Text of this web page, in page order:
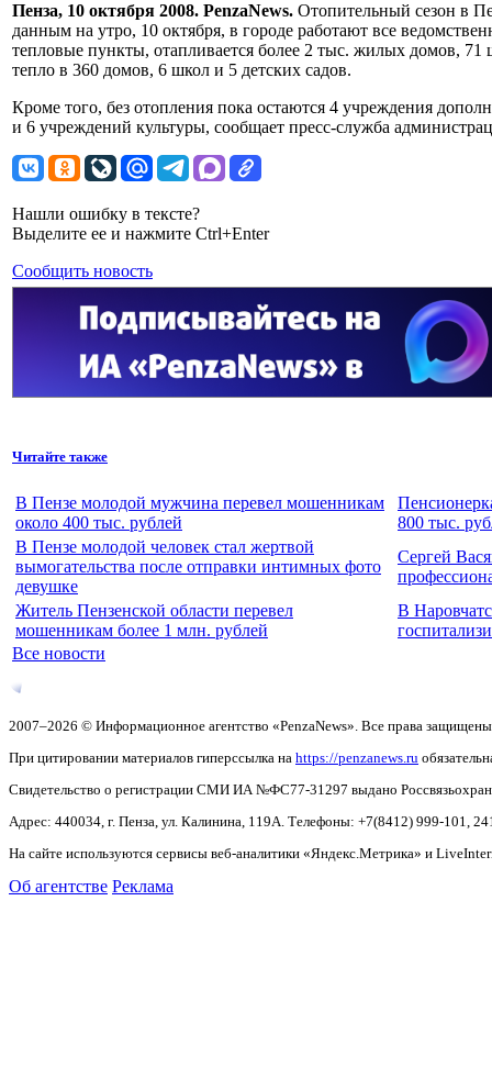
Пенза, 10 октября 2008. PenzaNews. Отопительный сезон в
данным на утро, 10 октября, в городе работают все
тепловые пункты, отапливается более 2 тыс. жилых домов, 71
тепло в 360 домов, 6 школ и 5 детских садов.
Кроме того, без отопления пока остаются 4 учреждения
и 6 учреждений культуры, сообщает пресс-служба
Нашли ошибку в тексте?
Выделите ее и нажмите Ctrl+Enter
Сообщить новость
Читайте также
В Пензе молодой мужчина перевел мошенникам
около 400 тыс. рублей
800 тыс.
В Пензе молодой человек стал жертвой
вымогательства после отправки интимных фото
девушке
Сергей
Житель Пензенской области перевел
мошенникам более 1 млн. рублей
В
Все новости
2007–2026 © Информационное агентство «PenzaNews». Все права
При цитировании материалов гиперссылка на https://penzanews.ru
Свидетельство о регистрации СМИ ИА №ФС77-31297 выдано
Адрес: 440034, г. Пенза, ул. Калинина, 119А. Телефоны: +7(8412) 999-101,
На сайте используются сервисы веб-аналитики «Яндекс.Метрика» и
Об агентстве Реклама